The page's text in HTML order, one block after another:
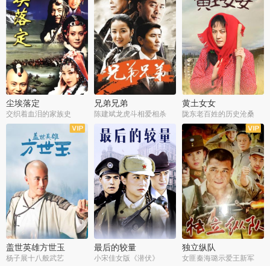
尘埃落定
交织着血泪的家族史
兄弟兄弟
陈建斌龙虎斗相爱相杀
黄土女女
陇东老百姓的历史沧桑
全36集
盖世英雄方世玉
杨子展十八般武艺
全28集
最后的较量
小宋佳女版《潜伏》
全44集
独立纵队
女匪秦海璐示爱王新军